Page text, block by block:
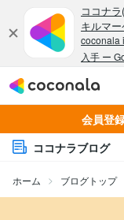
会員登
ココナラブログ
ホーム ブログトップ